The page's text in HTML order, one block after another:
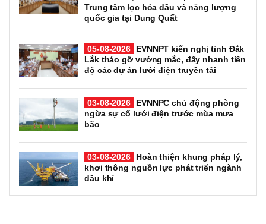
Trung tâm lọc hóa dầu và năng lượng
quốc gia tại Dung Quất
05-08-2026
EVNNPT kiến nghị tỉnh Đắk
Lắk tháo gỡ vướng mắc, đẩy nhanh tiến
độ các dự án lưới điện truyền tải
03-08-2026
EVNNPC chủ động phòng
ngừa sự cố lưới điện trước mùa mưa
bão
03-08-2026
Hoàn thiện khung pháp lý,
khơi thông nguồn lực phát triển ngành
dầu khí